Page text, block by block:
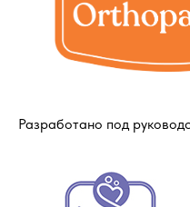
Разработано под
узнавайте первыми о
Договор-оферта